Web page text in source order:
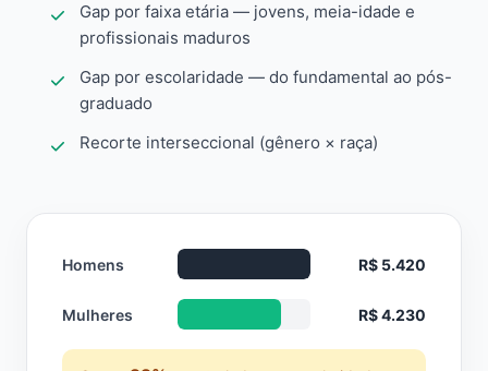
Gap por faixa etária — jovens, meia-idade e
profissionais maduros
Gap por escolaridade — do fundamental ao pós-
graduado
Recorte interseccional (gênero × raça)
Homens R$ 5.420
Mulheres R$ 4.230